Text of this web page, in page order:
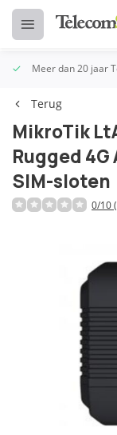
Meer dan 20 jaar
Terug
MikroTik
Rugged 4G
SIM-sloten
0/10